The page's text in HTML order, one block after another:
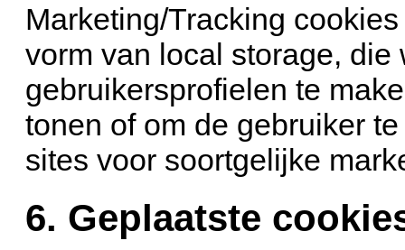
Marketing/Tracking
vorm van local storage, die
gebruikersprofielen te
tonen of om de gebruiker
sites voor soortgelijke
6. Geplaatste